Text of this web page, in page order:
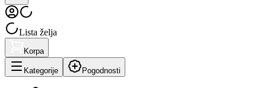
Lista želja
Korpa
Kategorije Pogodnosti